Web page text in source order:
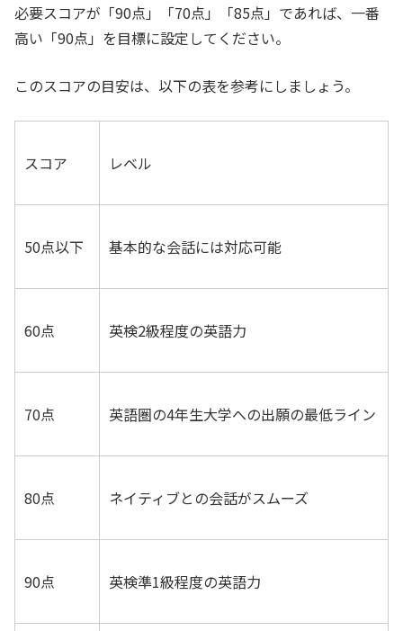
必要スコアが「90点」「70点」「85点」であれば、一番
高い「90点」を目標に設定してください。
このスコアの目安は、以下の表を参考にしましょう。
スコア レベル
50点以下 基本的な会話には対応可能
60点 英検2級程度の英語力
70点 英語圏の4年生大学への出願の最低ライン
80点 ネイティブとの会話がスムーズ
90点 英検準1級程度の英語力